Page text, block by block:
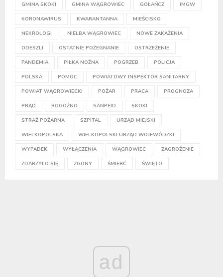
GMINA SKOKI GMINA WĄGROWIEC GOŁAŃCZ IMGW
KORONAWIRUS KWARANTANNA MIEŚCISKO
NEKROLOGI NIELBA WĄGROWIEC NOWE ZAKAŻENIA
ODESZLI OSTATNIE POŻEGNANIE OSTRZEŻENIE
PANDEMIA PIŁKA NOŻNA POGRZEB POLICJA
POLSKA POMOC POWIATOWY INSPEKTOR SANITARNY
POWIAT WĄGROWIECKI POŻAR PRACA PROGNOZA
PRĄD ROGOŹNO SANPEID SKOKI
STRAŻ POŻARNA SZPITAL URZĄD MIEJSKI
WIELKOPOLSKA WIELKOPOLSKI URZĄD WOJEWÓDZKI
WYPADEK WYŁĄCZENIA WĄGROWIEC ZAGROŻENIE
ZDARZYŁO SIĘ ZGONY ŚMIERĆ ŚWIĘTO
ad